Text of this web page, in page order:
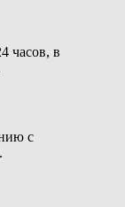
часов, в
с